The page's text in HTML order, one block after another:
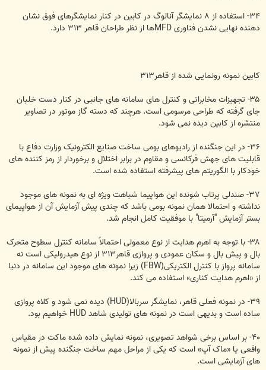
۳۴- استفاده از ۸ نمایشگر آنالوگ در کابین در کنار نمایشگرهای فوق نشان
دهنده نهایی نشدن فناوری MFDها از نظر طراحان قاهر ۳۱۳ دارد.
کابین نمونه رونمایی شده از قاهر۳۱۳
۳۵- تجهیزات مخابراتی و کنترل های سامانه های جانبی در کنار دست خلبان
جای گرفته که طراحی مرسومی است. هرچند که دسته گاز موتور در تصاویر
منتشره از کابین دیده نمی شود.
۳۶- در این جنگنده از رادیوهای بومی ساخت صنایع الکترونیک وزارت دفاع با
قابلیت های جهش فرکانسی و مقاوم در برابر اختلال و برخوردار از رمز کننده های
خودکار با الگوریتم های پیشرفته استفاده شده است.
۳۷- صندلی پرتاب شونده این هواپیما شباهت ویژه ای به نمونه های موجود
نداشته و احتمالا همان نمونه بومی باشد که چندی پیش آزمایش آن از هواپیمای
بستر آزمایش "آرمیتا" با موفقیت کامل انجام شد.
۳۸- با توجه به اهرم هدایت از نوع معمولی احتمالاً سامانه کنترل سطوح متحرک
بال و پیش بال و سکان عمودی و پروازی قاهر۳۱۳ از نوع هیدرولیکی است نه
سامانه پرواز با کنترل الکتریکی(FBW) زیرا نمونه های موجود این سامانه در دنیا
از «اهرم هدایت کناری» استفاده می کند.
۳۹- در نمونه فعلی قاهر، نمایشگر سربالا(HUD) دیده نمی شود و کلاه پروازی
ساده است و بدیهی است در نمونه های تولیدی شاهد HUD خواهیم بود.
۴۰- بر اساس برخی شواهد تصویری، نمونه نمایش داده شده ماکت در مقیاس
واقعی یا «ماک آپ» است که یکی از مراحل مهم ساخت جنگنده پیش از نمونه
های آزمایشی است.